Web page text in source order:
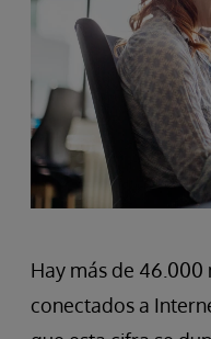
Hay más de
conectados a